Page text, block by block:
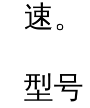
速。
型号